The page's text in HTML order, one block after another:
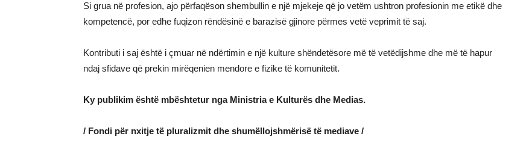
Si grua në profesion, ajo përfaqëson shembullin e një mjekeje që jo vetëm ushtron profesionin me etikë dhe
kompetencë, por edhe fuqizon rëndësinë e barazisë gjinore përmes vetë veprimit të saj.
Kontributi i saj është i çmuar në ndërtimin e një kulture shëndetësore më të vetëdijshme dhe më të hapur
ndaj sfidave që prekin mirëqenien mendore e fizike të komunitetit.
Ky publikim është mbështetur nga Ministria e Kulturës dhe Medias.
/ Fondi për nxitje të pluralizmit dhe shumëllojshmërisë të mediave /